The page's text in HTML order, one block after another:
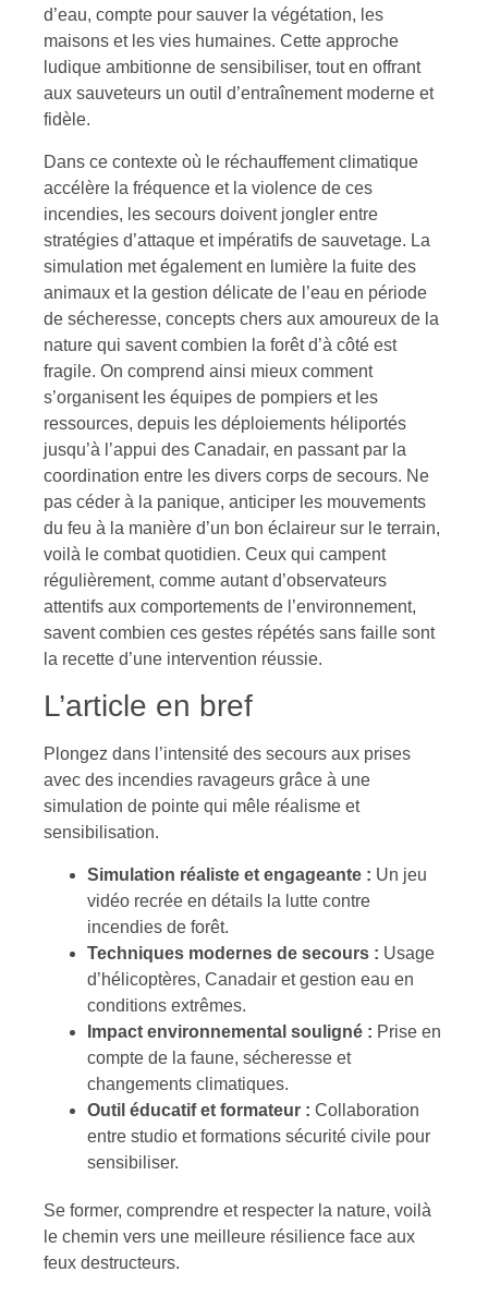
d’eau, compte pour sauver la végétation, les
maisons et les vies humaines. Cette approche
ludique ambitionne de sensibiliser, tout en offrant
aux sauveteurs un outil d’entraînement moderne et
fidèle.
Dans ce contexte où le réchauffement climatique
accélère la fréquence et la violence de ces
incendies, les secours doivent jongler entre
stratégies d’attaque et impératifs de sauvetage. La
simulation met également en lumière la fuite des
animaux et la gestion délicate de l’eau en période
de sécheresse, concepts chers aux amoureux de la
nature qui savent combien la forêt d’à côté est
fragile. On comprend ainsi mieux comment
s’organisent les équipes de pompiers et les
ressources, depuis les déploiements héliportés
jusqu’à l’appui des Canadair, en passant par la
coordination entre les divers corps de secours. Ne
pas céder à la panique, anticiper les mouvements
du feu à la manière d’un bon éclaireur sur le terrain,
voilà le combat quotidien. Ceux qui campent
régulièrement, comme autant d’observateurs
attentifs aux comportements de l’environnement,
savent combien ces gestes répétés sans faille sont
la recette d’une intervention réussie.
L’article en bref
Plongez dans l’intensité des secours aux prises
avec des incendies ravageurs grâce à une
simulation de pointe qui mêle réalisme et
sensibilisation.
Simulation réaliste et engageante : Un jeu
vidéo recrée en détails la lutte contre
incendies de forêt.
Techniques modernes de secours : Usage
d’hélicoptères, Canadair et gestion eau en
conditions extrêmes.
Impact environnemental souligné : Prise en
compte de la faune, sécheresse et
changements climatiques.
Outil éducatif et formateur : Collaboration
entre studio et formations sécurité civile pour
sensibiliser.
Se former, comprendre et respecter la nature, voilà
le chemin vers une meilleure résilience face aux
feux destructeurs.